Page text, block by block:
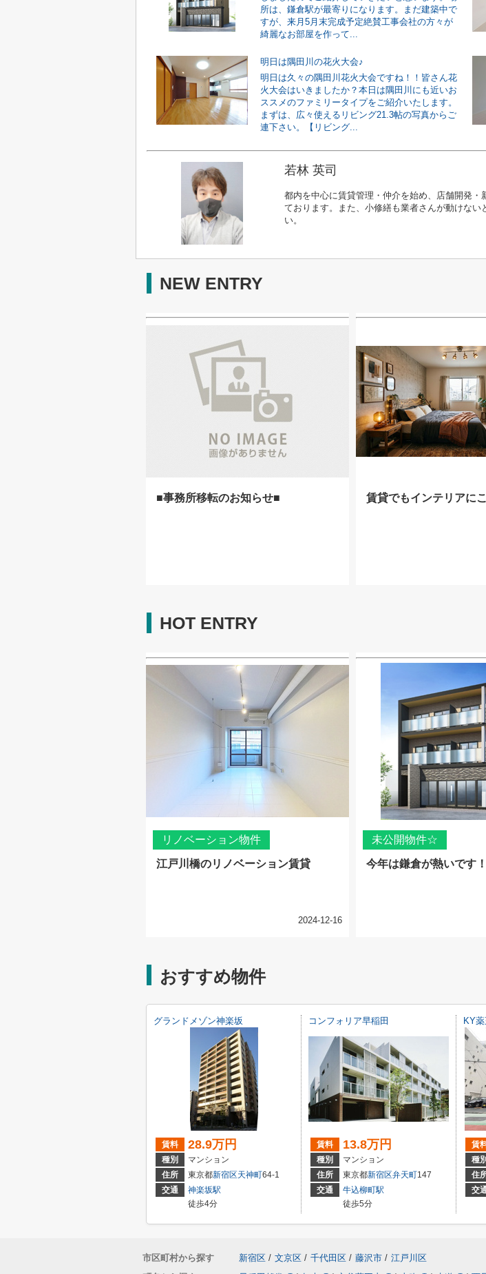
所は、鎌倉駅が最寄りになります。まだ建築中で
すが、来月5月末完成予定絶賛工事会社の方々が
綺麗なお部屋を作って...
明日は隅田川の花火大会♪
明日は久々の隅田川花火大会ですね！！皆さん花
火大会はいきましたか？本日は隅田川にも近いお
ススメのファミリータイプをご紹介いたします。
まずは、広々使えるリビング21.3帖の写真からご
連下さい。【リビング...
若林 英司
都内を中心に賃貸管理・仲介を始め、店舗開発
ております。また、小修繕も業者さんが動けな
い。
NEW ENTRY
■事務所移転のお知らせ■ 賃貸でもインテリアに
HOT ENTRY
リノベーション物件
江戸川橋のリノベーション賃貸
2024-12-16
未公開物件☆
今年は鎌倉が熱いです！
おすすめ物件
グランドメゾン神楽坂
賃料 28.9万円
種別
マンション
住所
東京都新宿区天神町64-1
交通
神楽坂駅
徒歩4分
コンフォリア早稲田
賃料 13.8万円
種別
マンション
住所
東京都新宿区弁天町147
交通
牛込柳町駅
徒歩5分
KY
賃
種別
住
交
市区町村から探す 新宿区 / 文京区 / 千代田区 / 藤沢市 / 江戸川区